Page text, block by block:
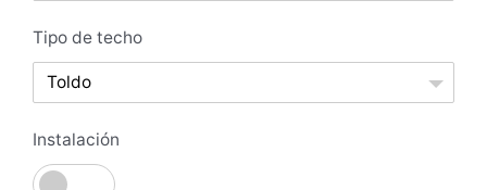
Tipo de techo
Toldo
Instalación